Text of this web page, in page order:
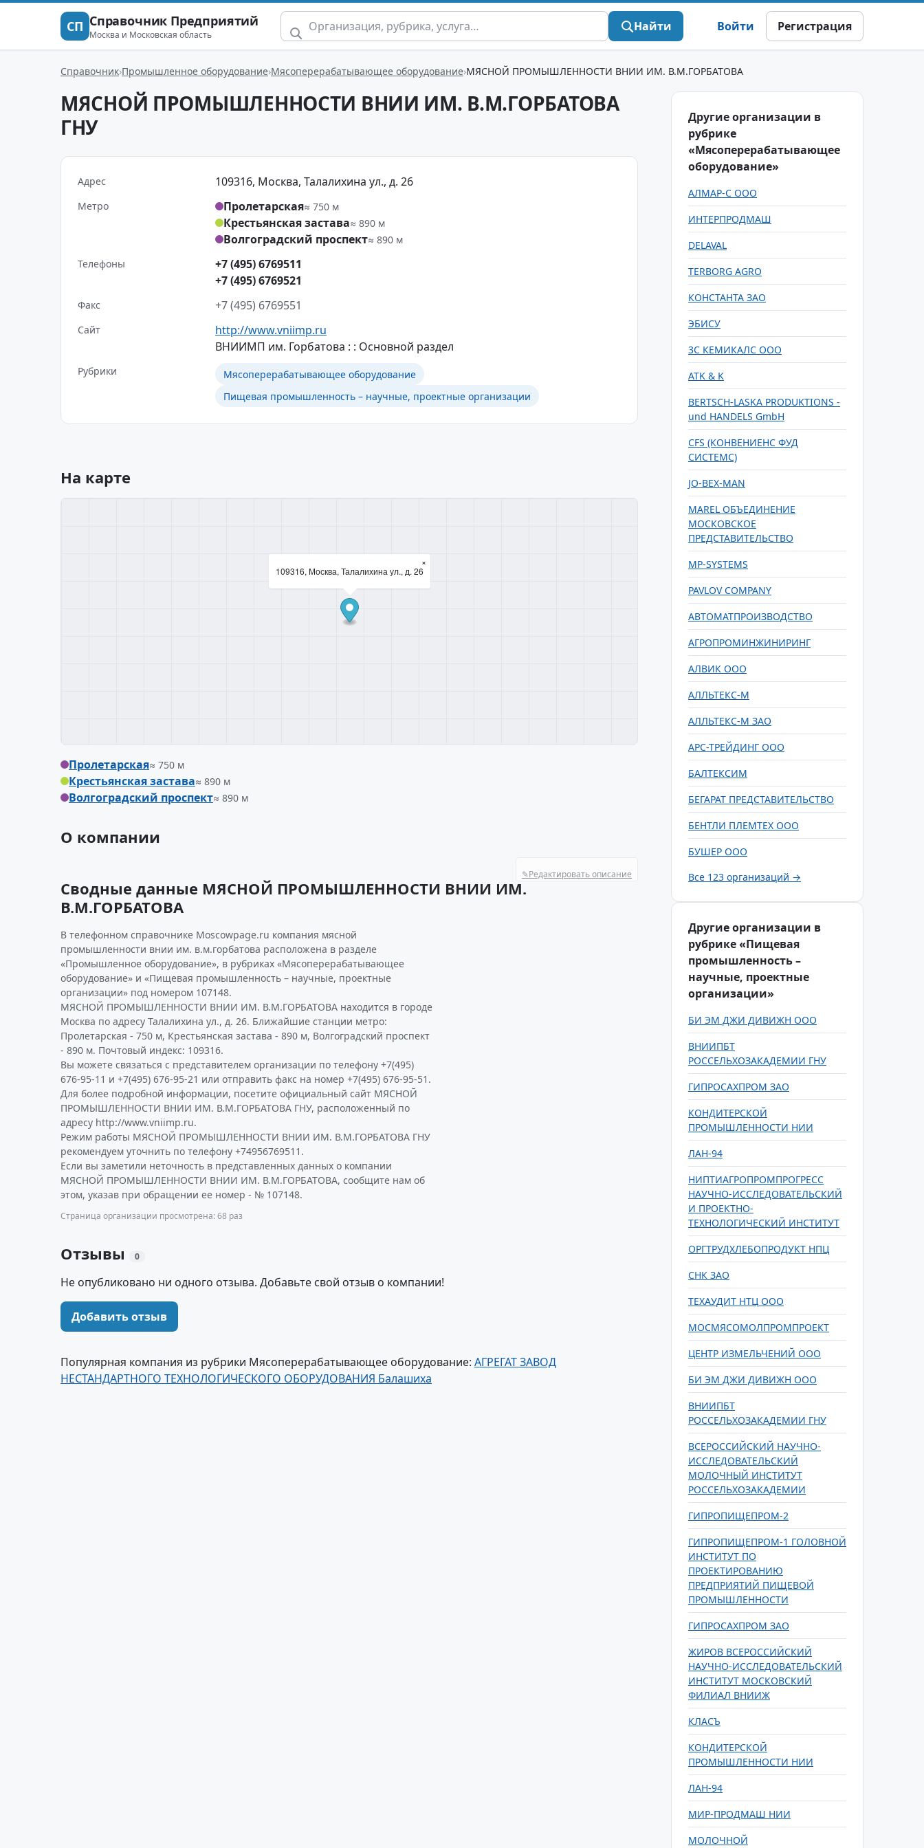
СП Справочник Предприятий
Москва и Московская область
Найти Войти Регистрация
Справочник Промышленное оборудование Мясоперерабатывающее оборудование МЯСНОЙ ПРОМЫШЛЕННОСТИ ВНИИ ИМ. В.М.ГОРБАТОВА
МЯСНОЙ ПРОМЫШЛЕННОСТИ ВНИИ ИМ. В.М.ГОРБАТОВА
ГНУ
Адрес 109316, Москва, Талалихина ул., д. 26
Метро Пролетарская≈ 750 м
Крестьянская застава≈ 890 м
Волгоградский проспект≈ 890 м
Телефоны
+7 (495) 6769511
+7 (495) 6769521
Факс +7 (495) 6769551
Сайт
http://www.vniimp.ru
ВНИИМП им. Горбатова : : Основной раздел
Рубрики
Мясоперерабатывающее оборудование
Пищевая промышленность – научные, проектные организации
На карте
109316, Москва, Талалихина ул., д. 26
×
Пролетарская≈ 750 м
Крестьянская застава≈ 890 м
Волгоградский проспект≈ 890 м
О компании
✎Редактировать описание
Сводные данные МЯСНОЙ ПРОМЫШЛЕННОСТИ ВНИИ ИМ.
В.М.ГОРБАТОВА
В телефонном справочнике Moscowpage.ru компания мясной
промышленности внии им. в.м.горбатова расположена в разделе
«Промышленное оборудование», в рубриках «Мясоперерабатывающее
оборудование» и «Пищевая промышленность – научные, проектные
организации» под номером 107148.
МЯСНОЙ ПРОМЫШЛЕННОСТИ ВНИИ ИМ. В.М.ГОРБАТОВА находится в городе
Москва по адресу Талалихина ул., д. 26. Ближайшие станции метро:
Пролетарская - 750 м, Крестьянская застава - 890 м, Волгоградский проспект
- 890 м. Почтовый индекс: 109316.
Вы можете связаться с представителем организации по телефону +7(495)
676-95-11 и +7(495) 676-95-21 или отправить факс на номер +7(495) 676-95-51.
Для более подробной информации, посетите официальный сайт МЯСНОЙ
ПРОМЫШЛЕННОСТИ ВНИИ ИМ. В.М.ГОРБАТОВА ГНУ, расположенный по
адресу http://www.vniimp.ru.
Режим работы МЯСНОЙ ПРОМЫШЛЕННОСТИ ВНИИ ИМ. В.М.ГОРБАТОВА ГНУ
рекомендуем уточнить по телефону +74956769511.
Если вы заметили неточность в представленных данных о компании
МЯСНОЙ ПРОМЫШЛЕННОСТИ ВНИИ ИМ. В.М.ГОРБАТОВА, сообщите нам об
этом, указав при обращении ее номер - № 107148.
Страница организации просмотрена: 68 раз
Отзывы 0
Не опубликовано ни одного отзыва. Добавьте свой отзыв о компании!
Добавить отзыв
Популярная компания из рубрики Мясоперерабатывающее оборудование: АГРЕГАТ ЗАВОД
НЕСТАНДАРТНОГО ТЕХНОЛОГИЧЕСКОГО ОБОРУДОВАНИЯ Балашиха
Другие организации в
рубрике
«Мясоперерабатывающее
оборудование»
АЛМАР-С ООО
ИНТЕРПРОДМАШ
DELAVAL
TERBORG AGRO
КОНСТАНТА ЗАО
ЭБИСУ
3С КЕМИКАЛС ООО
ATK & K
BERTSCH-LASKA PRODUKTIONS -
und HANDELS GmbH
CFS (КОНВЕНИЕНС ФУД
СИСТЕМС)
JO-BEX-MAN
MAREL ОБЪЕДИНЕНИЕ
МОСКОВСКОЕ
ПРЕДСТАВИТЕЛЬСТВО
MP-SYSTEMS
PAVLOV COMPANY
АВТОМАТПРОИЗВОДСТВО
АГРОПРОМИНЖИНИРИНГ
АЛВИК ООО
АЛЛЬТЕКС-М
АЛЛЬТЕКС-М ЗАО
АРС-ТРЕЙДИНГ ООО
БАЛТЕКСИМ
БЕГАРАТ ПРЕДСТАВИТЕЛЬСТВО
БЕНТЛИ ПЛЕМТЕХ ООО
БУШЕР ООО
Все 123 организаций →
Другие организации в
рубрике «Пищевая
промышленность –
научные, проектные
организации»
БИ ЭМ ДЖИ ДИВИЖН ООО
ВНИИПБТ
РОССЕЛЬХОЗАКАДЕМИИ ГНУ
ГИПРОСАХПРОМ ЗАО
КОНДИТЕРСКОЙ
ПРОМЫШЛЕННОСТИ НИИ
ЛАН-94
НИПТИАГРОПРОМПРОГРЕСС
НАУЧНО-ИССЛЕДОВАТЕЛЬСКИЙ
И ПРОЕКТНО-
ТЕХНОЛОГИЧЕСКИЙ ИНСТИТУТ
ОРГТРУДХЛЕБОПРОДУКТ НПЦ
СНК ЗАО
ТЕХАУДИТ НТЦ ООО
МОСМЯСОМОЛПРОМПРОЕКТ
ЦЕНТР ИЗМЕЛЬЧЕНИЙ ООО
БИ ЭМ ДЖИ ДИВИЖН ООО
ВНИИПБТ
РОССЕЛЬХОЗАКАДЕМИИ ГНУ
ВСЕРОССИЙСКИЙ НАУЧНО-
ИССЛЕДОВАТЕЛЬСКИЙ
МОЛОЧНЫЙ ИНСТИТУТ
РОССЕЛЬХОЗАКАДЕМИИ
ГИПРОПИЩЕПРОМ-2
ГИПРОПИЩЕПРОМ-1 ГОЛОВНОЙ
ИНСТИТУТ ПО
ПРОЕКТИРОВАНИЮ
ПРЕДПРИЯТИЙ ПИЩЕВОЙ
ПРОМЫШЛЕННОСТИ
ГИПРОСАХПРОМ ЗАО
ЖИРОВ ВСЕРОССИЙСКИЙ
НАУЧНО-ИССЛЕДОВАТЕЛЬСКИЙ
ИНСТИТУТ МОСКОВСКИЙ
ФИЛИАЛ ВНИИЖ
КЛАСЪ
КОНДИТЕРСКОЙ
ПРОМЫШЛЕННОСТИ НИИ
ЛАН-94
МИР-ПРОДМАШ НИИ
МОЛОЧНОЙ